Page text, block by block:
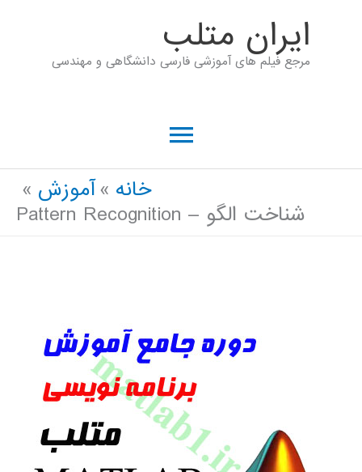
ايران متلب
مرجع فیلم های آموزشی فارسی دانشگاهی و مهندسی
فهرست
اصلی
خانه
آموزش
شناخت الگو – Pattern Recognition